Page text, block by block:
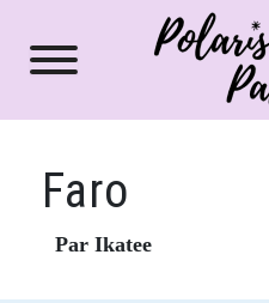
Faro
Par Ikatee